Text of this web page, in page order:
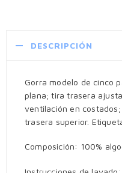
DESCRIPCIÓN
Gorra modelo de cinco
plana; tira trasera
ventilación en
trasera superior.
Composición: 100%